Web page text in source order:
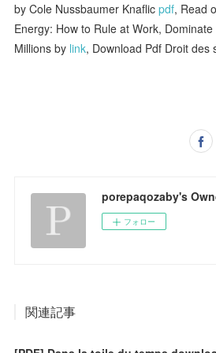
by Cole Nussbaumer Knaflicpdf, Read
Energy: How to Rule at Work,
Millions by link, Download Pdf Droit des
porepaqozaby's
フォロー
関連記事